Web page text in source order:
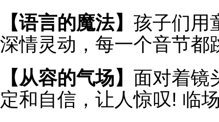
【语言的魔法】 孩子们用
深情灵动，每一个音节都
【从容的气场】 面对着镜
定和自信，让人惊叹! 临